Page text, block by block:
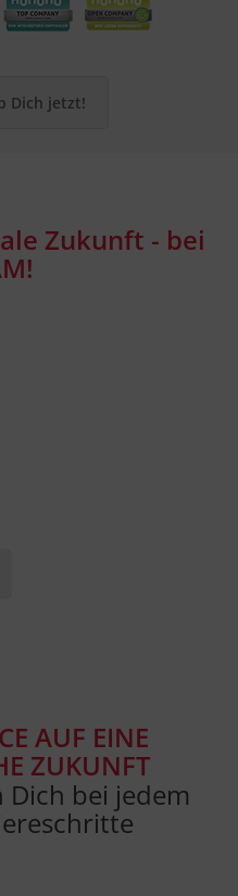
Dich jetzt!
Zukunft - bei
AUF EINE
ZUKUNFT
bei jedem